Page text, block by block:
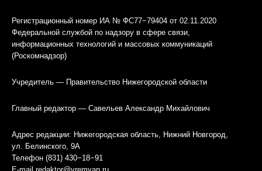
Регистрационный номер ИА № ФС77−79404 от 02.11.2020
Федеральной службой по надзору в сфере связи,
информационных технологий и массовых коммуникаций
(Роскомнадзор)
Учредитель — Правительство Нижегородской области
Главный редактор — Савельев Александр Михайлович
Адрес редакции: Нижегородская область, Нижний Новгород,
ул. Белинского, 9А
Телефон (831) 430−18−91